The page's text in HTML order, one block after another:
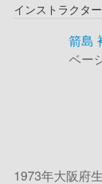
インストラクター
箭島
ベー
1973年大阪府生